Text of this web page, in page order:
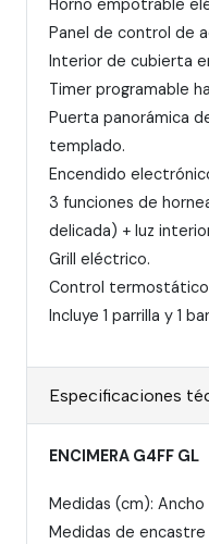
Horno empotrable
Panel de control de
Interior de cubierta
Timer programable
Puerta panorámica
templado.
Encendido
3 funciones de
delicada) + luz
Grill eléctrico.
Control
Incluye 1 parrilla y 1
Especificaciones
ENCIMERA G4FF GL
Medidas (cm):
Medidas de